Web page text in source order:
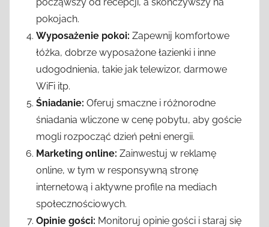
pokojach.
Wyposażenie pokoi: Zapewnij komfortowe
łóżka, dobrze wyposażone łazienki i inne
udogodnienia, takie jak telewizor, darmowe
WiFi itp.
Śniadanie: Oferuj smaczne i różnorodne
śniadania wliczone w cenę pobytu, aby goście
mogli rozpocząć dzień pełni energii.
Marketing online: Zainwestuj w reklamę
online, w tym w responsywną stronę
internetową i aktywne profile na mediach
społecznościowych.
Opinie gości: Monitoruj opinie gości i staraj się